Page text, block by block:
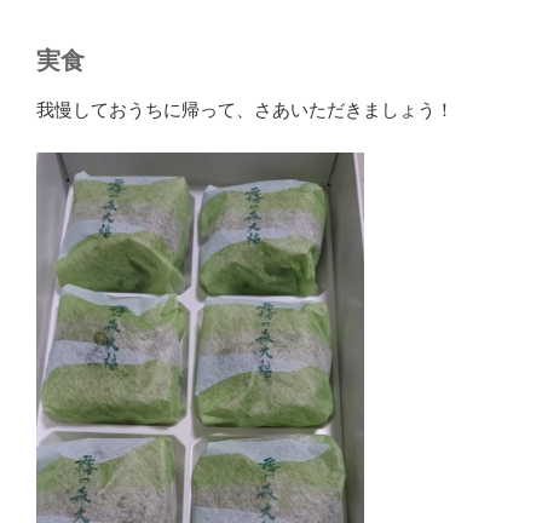
実食
我慢しておうちに帰って、さあいただきましょう！